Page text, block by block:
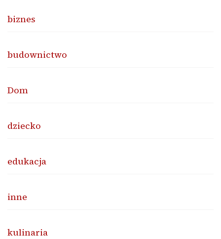
biznes
budownictwo
Dom
dziecko
edukacja
inne
kulinaria